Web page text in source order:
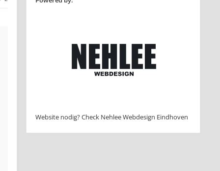
Website nodig? Check Nehlee Webdesign Eindhoven